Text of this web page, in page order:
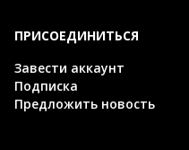
ПРИСОЕДИНИТЬСЯ
Завести аккаунт
Подписка
Предложить новость